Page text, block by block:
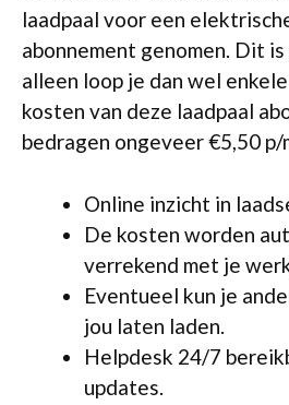
laadpaal voor een
abonnement genomen. Dit
alleen loop je dan wel
kosten van deze laadpaal
bedragen ongeveer €5,50 p/
Online inzicht in
De kosten worden
verrekend met je
Eventueel kun je
jou laten laden.
Helpdesk 24/7
updates.